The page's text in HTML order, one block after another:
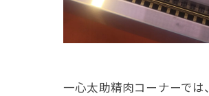
一心太助精肉コーナーでは、